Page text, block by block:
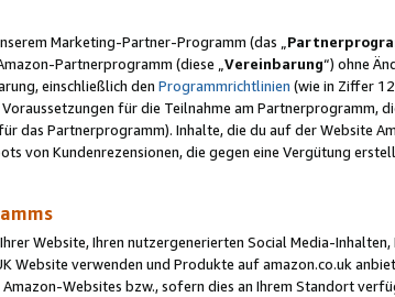
Marketing-Partner-Programm (das „
Partnerprogramm (diese „Vereinbarung“) ohne
einschließlich den Programmrichtlinien (wie in Ziffer
für die Teilnahme am
das Partnerprogramm). Inhalte, die du auf der Website
von Kundenrezensionen, die gegen eine Vergütung
Website, Ihren nutzergenerierten Social Media-
Website verwenden und Produkte auf amazon.co.uk
Websites bzw., sofern dies an Ihrem Standort